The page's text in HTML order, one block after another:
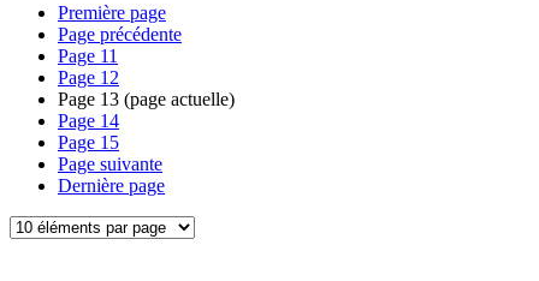
Première page
Page précédente
Page 11
Page 12
Page 13 (page actuelle)
Page 14
Page 15
Page suivante
Dernière page